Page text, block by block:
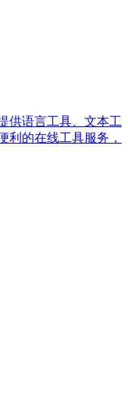
供语言工具、文本工
利的在线工具服务，